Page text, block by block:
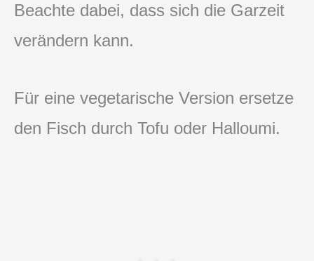
Beachte dabei, dass sich die Garzeit
verändern kann.
Für eine vegetarische Version ersetze
den Fisch durch Tofu oder Halloumi.